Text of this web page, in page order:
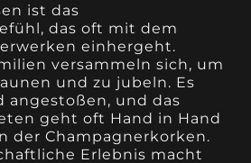
ist das
das oft mit dem
einhergeht.
versammeln sich, um
und zu jubeln. Es
angestoßen, und das
geht oft Hand in Hand
der Champagnerkorken.
Erlebnis macht